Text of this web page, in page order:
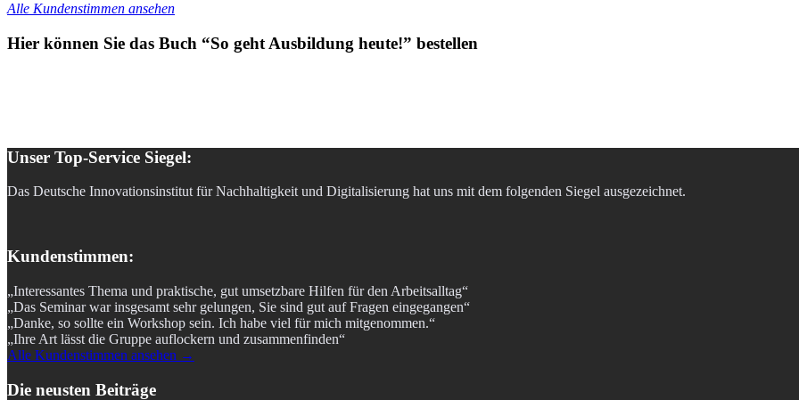
Alle Kundenstimmen ansehen
Hier können Sie das Buch “So geht Ausbildung heute!” bestellen
Unser Top-Service Siegel:
Das Deutsche Innovationsinstitut für Nachhaltigkeit und Digitalisierung hat uns mit dem folgenden Siegel ausgezeichnet.
Kundenstimmen:
„Interessantes Thema und praktische, gut umsetzbare Hilfen für den Arbeitsalltag“
„Das Seminar war insgesamt sehr gelungen, Sie sind gut auf Fragen eingegangen“
„Danke, so sollte ein Workshop sein. Ich habe viel für mich mitgenommen.“
„Ihre Art lässt die Gruppe auflockern und zusammenfinden“
Alle Kundenstimmen ansehen →
Die neusten Beiträge